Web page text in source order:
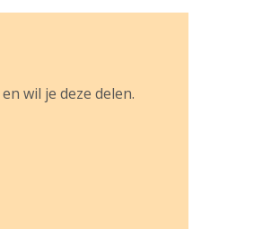
wil je deze delen.